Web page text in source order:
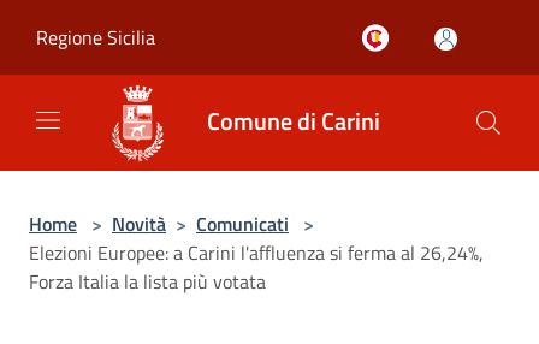
Regione Sicilia
Comune di Carini
Home > Novità > Comunicati >
Elezioni Europee: a Carini l'affluenza si ferma al 26,24%,
Forza Italia la lista più votata